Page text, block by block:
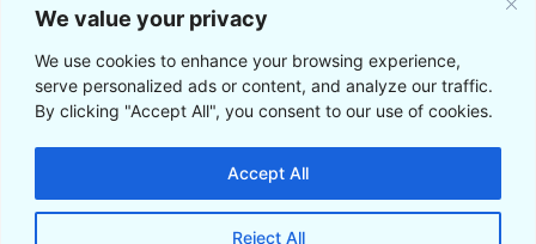
We value your privacy
We use cookies to enhance your browsing experience,
serve personalized ads or content, and analyze our traffic.
By clicking "Accept All", you consent to our use of cookies.
Reject All
Accept All
ما را دنبال کنید